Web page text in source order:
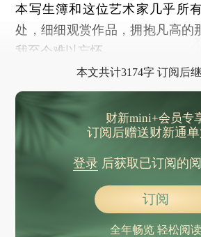
本写生簿和这位艺术家几乎所
处，细细观赏作品，拥抱凡高的
我至今难以忘怀。
本文共计3174字 订阅后
财新mini+会员专
订阅后赠送财新通
登录后获取已订阅的
订阅
全年畅览 轻松阅读